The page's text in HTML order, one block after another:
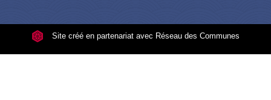
Site créé en partenariat avec Réseau des Communes